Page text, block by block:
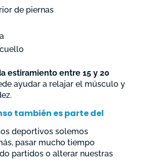
de piernas
estiramiento entre 15 y 20
ayudar a relajar el músculo y
también es parte del
deportivos solemos
pasar mucho tiempo
partidos o alterar nuestras